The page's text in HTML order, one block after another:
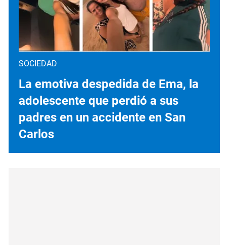
SOCIEDAD
La emotiva despedida de Ema, la
adolescente que perdió a sus
padres en un accidente en San
Carlos